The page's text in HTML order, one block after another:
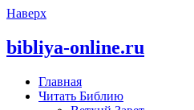
Наверх
bibliya-online.ru
Главная
Читать Библию